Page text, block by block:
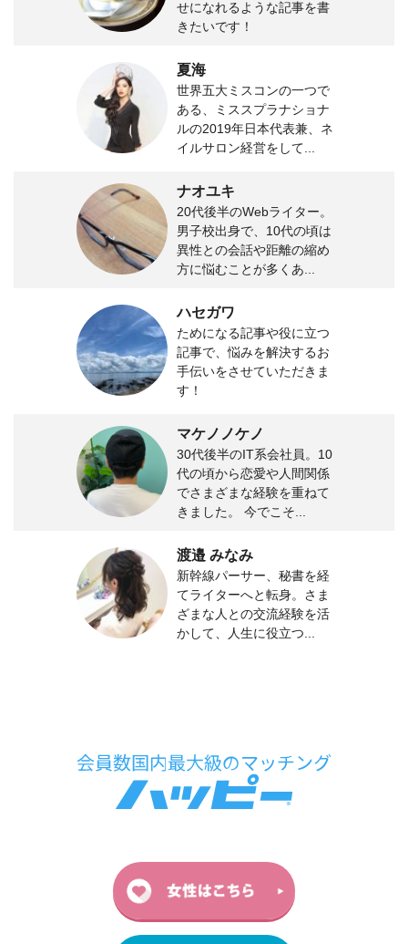
せになれるような記事を書
きたいです！
夏海
世界五大ミスコンの一つで
ある、ミススプラナショナ
ルの2019年日本代表兼、ネ
イルサロン経営をして...
ナオユキ
20代後半のWebライター。
男子校出身で、10代の頃は
異性との会話や距離の縮め
方に悩むことが多くあ...
ハセガワ
ためになる記事や役に立つ
記事で、悩みを解決するお
手伝いをさせていただきま
す！
マケノノケノ
30代後半のIT系会社員。10
代の頃から恋愛や人間関係
でさまざまな経験を重ねて
きました。 今でこそ...
渡邉 みなみ
新幹線パーサー、秘書を経
てライターへと転身。さま
ざまな人との交流経験を活
かして、人生に役立つ...